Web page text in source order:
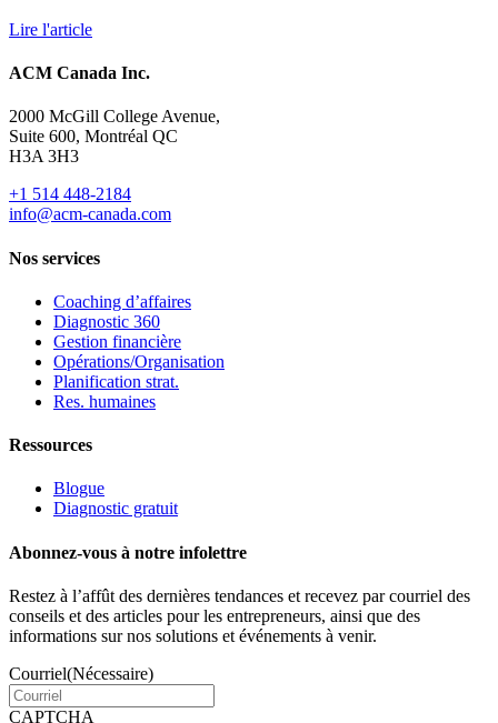
Lire l'article
ACM Canada Inc.
2000 McGill College Avenue,
Suite 600, Montréal QC
H3A 3H3
+1 514 448-2184
info@acm-canada.com
Nos services
Coaching d’affaires
Diagnostic 360
Gestion financière
Opérations/Organisation
Planification strat.
Res. humaines
Ressources
Blogue
Diagnostic gratuit
Abonnez-vous à notre infolettre
Restez à l’affût des dernières tendances et recevez par courriel des
conseils et des articles pour les entrepreneurs, ainsi que des
informations sur nos solutions et événements à venir.
Courriel(Nécessaire)
CAPTCHA